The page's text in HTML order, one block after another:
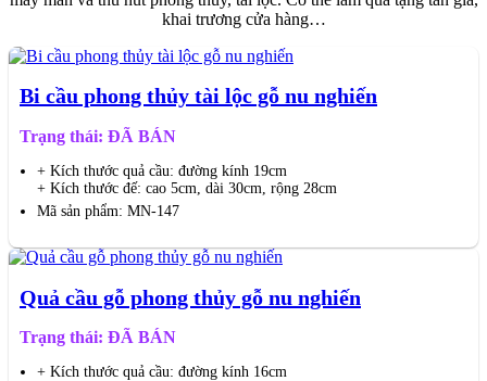
khai trương cửa hàng…
Bi cầu phong thủy tài lộc gỗ nu nghiến
Trạng thái: ĐÃ BÁN
+ Kích thước quả cầu: đường kính 19cm
+ Kích thước đế: cao 5cm, dài 30cm, rộng 28cm
Mã sản phẩm: MN-147
Quả cầu gỗ phong thủy gỗ nu nghiến
Trạng thái: ĐÃ BÁN
+ Kích thước quả cầu: đường kính 16cm